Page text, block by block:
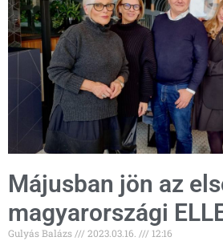
Májusban jön az
magyarországi
Gulyás Balázs 2023.03.16. 12:16